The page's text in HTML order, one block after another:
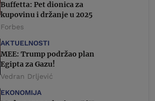
Buffetta: Pet dionica za
kupovinu i držanje u 2025
Forbes
AKTUELNOSTI
MEE: Trump podržao plan
Egipta za Gazu!
Vedran Drljević
EKONOMIJA